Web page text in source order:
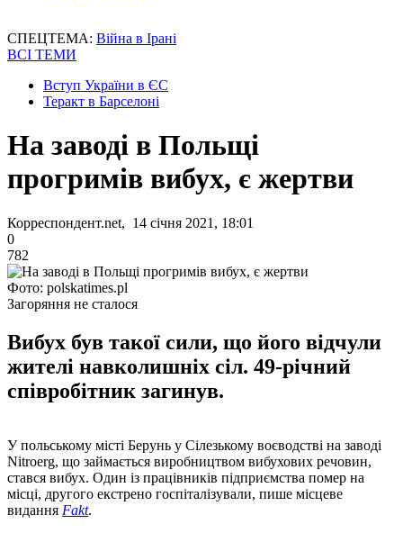
СПЕЦТЕМА: Війна в Ірані
ВСІ ТЕМИ
Вступ України в ЄС
Теракт в Барселоні
На заводі в Польщі
прогримів вибух, є жертви
Корреспондент.net, 14 січня 2021, 18:01
0
782
Фото: polskatimes.pl
Загоряння не сталося
Вибух був такої сили, що його відчули
жителі навколишніх сіл. 49-річний
співробітник загинув.
У польському місті Берунь у Сілезькому воєводстві на заводі
Nitroerg, що займається виробництвом вибухових речовин,
стався вибух. Один із працівників підприємства помер на
місці, другого екстрено госпіталізували, пише місцеве
видання Fakt.